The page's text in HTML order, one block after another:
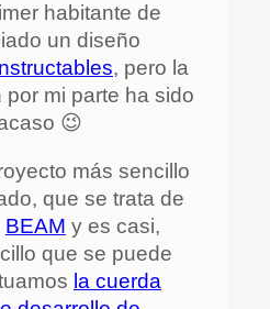
habitante de
un diseño
, pero la
mi parte ha sido
😉
más sencillo
que se trata de
BEAM y es casi,
que se puede
la cuerda